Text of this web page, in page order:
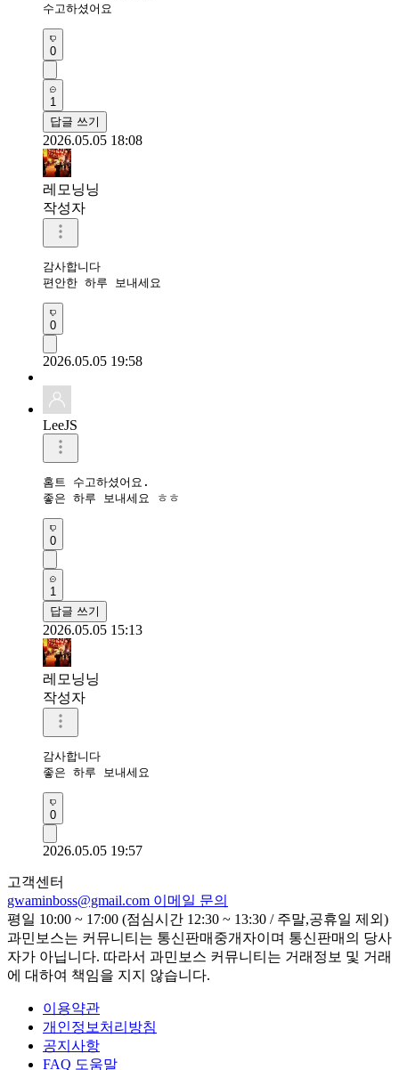
수고하셨어요
0
1
답글 쓰기
2026.05.05 18:08
레모닝닝
작성자
감사합니다
편안한 하루 보내세요
0
2026.05.05 19:58
LeeJS
홈트 수고하셨어요.
좋은 하루 보내세요 ㅎㅎ
0
1
답글 쓰기
2026.05.05 15:13
레모닝닝
작성자
감사합니다
좋은 하루 보내세요
0
2026.05.05 19:57
고객센터
gwaminboss@gmail.com 이메일 문의
평일 10:00 ~ 17:00 (점심시간 12:30 ~ 13:30 / 주말,공휴일 제외)
과민보스는 커뮤니티는 통신판매중개자이며 통신판매의 당사
자가 아닙니다. 따라서 과민보스 커뮤니티는 거래정보 및 거래
에 대하여 책임을 지지 않습니다.
이용약관
개인정보처리방침
공지사항
FAQ 도움말